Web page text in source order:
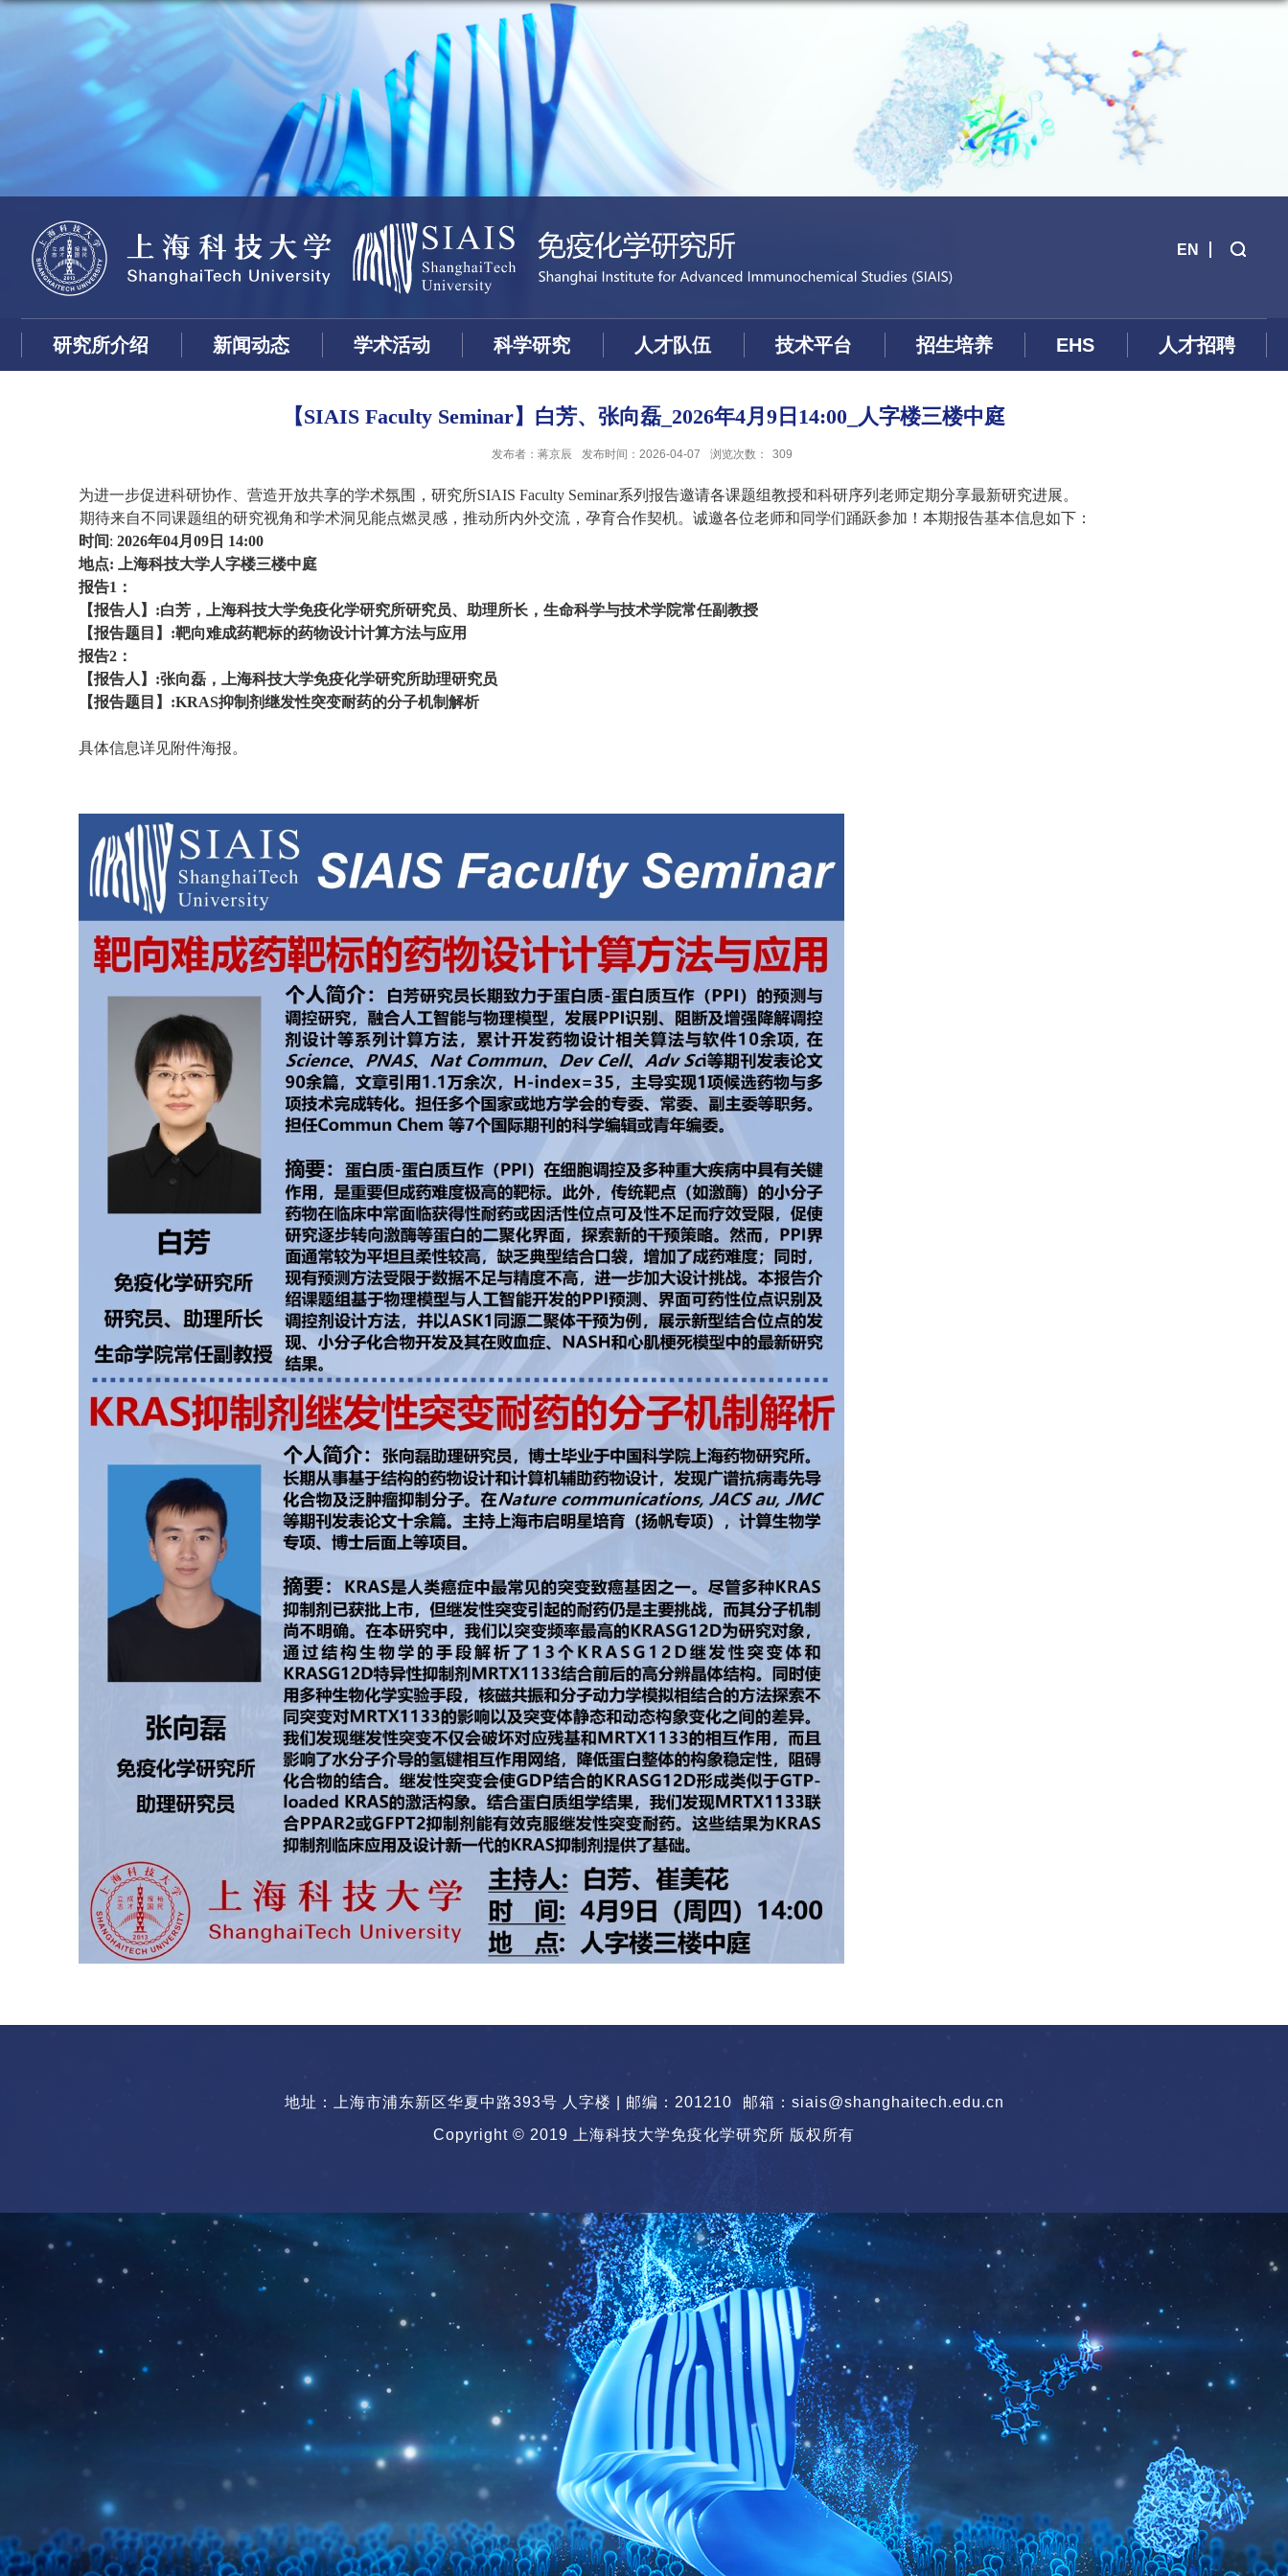
EN
研究所介绍 新闻动态 学术活动 科学研究 人才队伍 技术平台 招生培养 EHS 人才招聘
【SIAIS Faculty Seminar】白芳、张向磊_2026年4月9日14:00_人字楼三楼中庭
发布者：蒋京辰 发布时间：2026-04-07 浏览次数： 309
为进一步促进科研协作、营造开放共享的学术氛围，研究所SIAIS Faculty Seminar系列报告邀请各课题组教授和科研序列老师定期分享最新研究进展。
期待来自不同课题组的研究视角和学术洞见能点燃灵感，推动所内外交流，孕育合作契机。诚邀各位老师和同学们踊跃参加！ 本期报告基本信息如下：
时间: 2026年04月09日 14:00
地点:
上海科技大学人字楼三楼中庭
报告1：
【报告人】:白芳，上海科技大学免疫化学研究所研究员、助理所长，生命科学与技术学院常任副教授
【报告题目】:靶向难成药靶标的药物设计计算方法与应用
报告2：
【报告人】:张向磊，上海科技大学免疫化学研究所助理研究员
【报告题目】:KRAS抑制剂继发性突变耐药的分子机制解析
具体信息详见附件海报。
地址：上海市浦东新区华夏中路393号 人字楼 | 邮编：201210
邮箱：siais@shanghaitech.edu.cn
Copyright © 2019 上海科技大学免疫化学研究所 版权所有